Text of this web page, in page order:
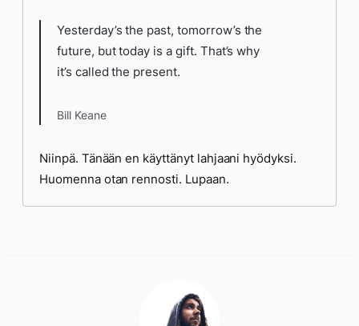
Yesterday’s the past, tomorrow’s the
future, but today is a gift. That’s why
it’s called the present.
Bill Keane
Niinpä. Tänään en käyttänyt lahjaani hyödyksi.
Huomenna otan rennosti. Lupaan.